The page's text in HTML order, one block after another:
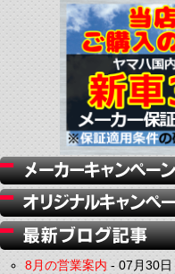
8月の営業案内-07月30日